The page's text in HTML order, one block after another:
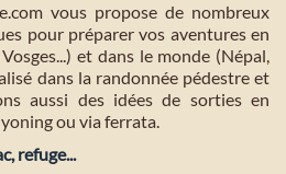
vous propose de nombreux
pour préparer vos aventures en
et dans le monde (Népal,
dans la randonnée pédestre et
aussi des idées de sorties en
ou via ferrata.
refuge...